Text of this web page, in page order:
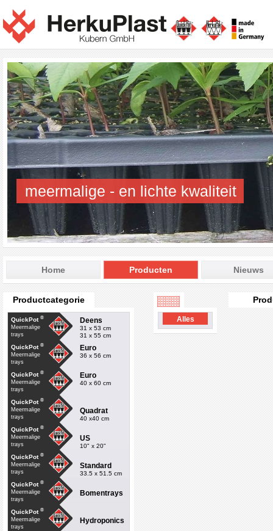
meermalige - en lichte kwaliteit
Home Producten Nieuws
Productcategorie
QuickPot ®
Meermalige
trays
Deens
31 x 53 cm
31 x 55 cm
QuickPot ®
Meermalige
trays
Euro
36 x 56 cm
QuickPot ®
Meermalige
trays
Euro
40 x 60 cm
QuickPot ®
Meermalige
trays
Quadrat
40 x40 cm
QuickPot ®
Meermalige
trays
US
10" x 20"
QuickPot ®
Meermalige
trays
Standard
33.5 x 51.5 cm
QuickPot ®
Meermalige
trays
Bomentrays
QuickPot ®
Meermalige
trays
Hydroponics
Alles